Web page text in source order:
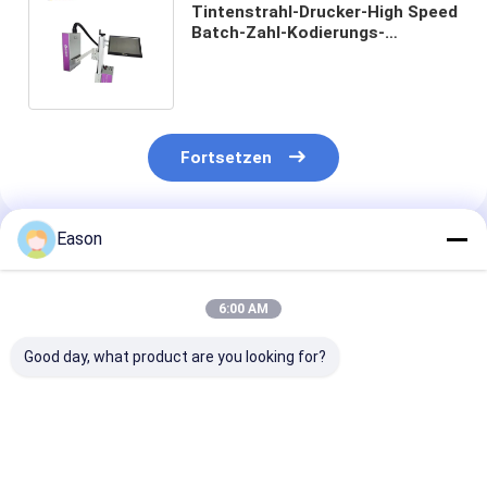
Tintenstrahl-Drucker-High Speed
Batch-Zahl-Kodierungs-
Fortsetzen
Empfohlene Produkte
Eason
6:00 AM
Good day, what product are you looking for?